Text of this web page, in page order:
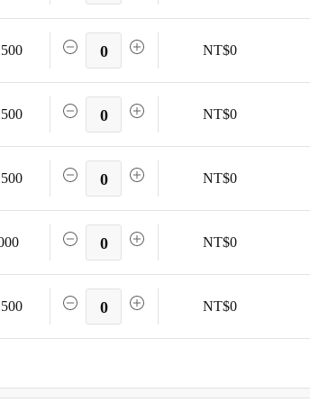
0 NT$0
0 NT$0
0 NT$0
0 NT$0
0 NT$0